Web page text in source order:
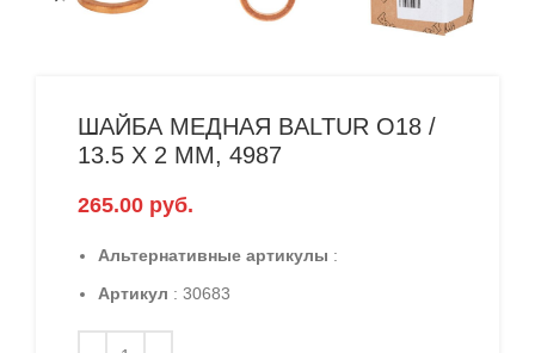
ШАЙБА МЕДНАЯ BALTUR O18 /
13.5 X 2 ММ, 4987
265.00 руб.
Альтернативные артикулы :
Артикул : 30683